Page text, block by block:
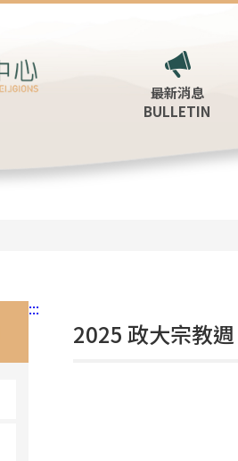
最新消息
BULLETIN
:::
2025 政大宗教週